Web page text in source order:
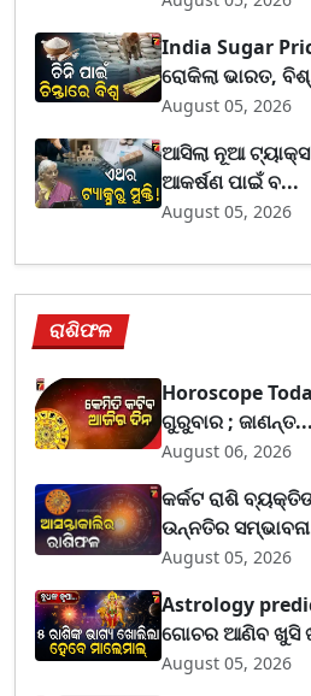
India Sugar
ରୋକିଲା ଭାରତ,
August 05, 2026
ଆସିଲା ନୂଆ
ଆକର୍ଷଣ ପାଇଁ ବ...
August 05, 2026
ରାଶିଫଳ
Horoscope
ଗୁରୁବାର ; ଜାଣନ୍ତ...
August 06, 2026
କର୍କଟ ରାଶି
ଉନ୍ନତିର
August 05, 2026
Astrology
ଗୋଚର ଆଣିବ ଖୁସି
August 05, 2026